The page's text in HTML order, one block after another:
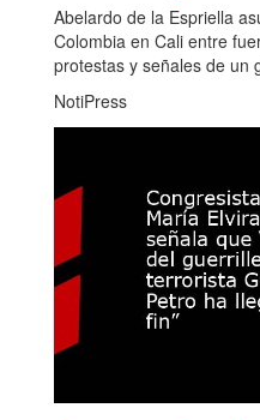
Abelardo de la Espriella
Colombia en Cali entre
protestas y señales de un
NotiPress